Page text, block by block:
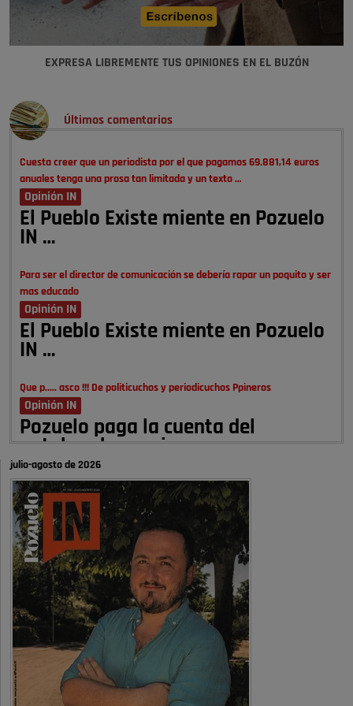
EXPRESA LIBREMENTE TUS OPINIONES EN EL BUZÓN
Últimos comentarios
Cuesta creer que un periodista por el que pagamos 69.881,14 euros
anuales tenga una prosa tan limitada y un texto …
Opinión IN
El Pueblo Existe miente en Pozuelo
IN …
Para ser el director de comunicación se debería rapar un poquito y ser
mas educado
Opinión IN
El Pueblo Existe miente en Pozuelo
IN …
Que p..... asco !!! De politicuchos y periodicuchos Ppineros
Opinión IN
Pozuelo paga la cuenta del
autobombo: casi …
Señora Alcaldesa Ud no ha vivido nunca en Pozuelo , pero yo si desde
hace más de 60 años , …
Pozuelo de Alarcón
Quejas por el deterioro de la
limpieza …
A ver si es posible que haya vivienda para familias con hijos y no
solamente jóvenes que no es tan …
Pozuelo de Alarcón
Pozuelo desbloquea
definitivamente Huerta Grande: las
obras …
julio-agosto de 2026